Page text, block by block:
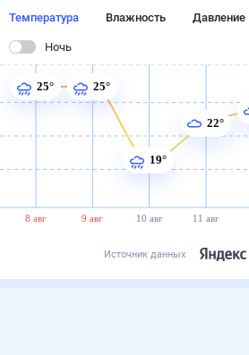
Температура Влажность Давление
Ночь
8 авг 9 авг 10 авг 11 авг
25° 25°
19°
22°
Источник данных